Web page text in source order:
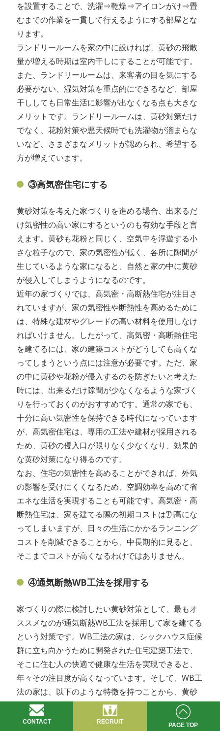
を設置することで、洗濯⇒乾燥⇒アイロンがけ⇒畳
むまでの作業を一貫して行えるようにする部屋とな
ります。
ランドリールームを家の中に設ければ、黄砂の飛散
量が増える時期は室内干しにすることが可能です。
また、ランドリールームは、来客者の目を気にする
必要がない、湿気対策を重点的にできるなど、部屋
干ししても日常生活に影響が出なくなる点も大きな
メリットです。ランドリールームは、黄砂対策だけ
でなく、花粉対策や悪天候時でも洗濯物が溜まらな
いなど、さまざまなメリットが認められ、希望する
方が増えています。
③高気密住宅にする
黄砂対策を考えた家づくりを進める場合、出来るだ
け気密性の高い家にするというのも有効な手段と言
えます。黄砂も花粉と同じく、空気中を浮遊する小
さな粒子なので、家の気密性が低く、各所に隙間が
生じているような家になると、自然と家の中に黄砂
が侵入してしまうようになるのです。
近年の家づくりでは、高気密・高断熱住宅が注目さ
れていますが、家の気密性や断熱性を高めるために
は、特殊な建材やグレードの高い材料を使用しなけ
ればいけません。したがって、高気密・高断熱住宅
を建てるには、家の建築コストがどうしても高くな
ってしまうという点には注意が必要です。ただ、家
の中に黄砂や花粉が侵入するのを防ぎたいと考えた
時には、出来るだけ隙間が少なくなるような家づく
りを行っておくのがおすすめです。通常の家でも、
十分に高い気密性を保持できる時代になっています
が、高気密住宅は、専用の工法や建材が採用される
ため、黄砂の侵入口が限りなく少なくなり、効果的
な黄砂対策になり得るのです。
なお、住宅の気密性を高めることができれば、外気
の影響を受けにくくなるため、空調効率を高めて省
エネな生活を実現することも可能です。高気密・高
断熱住宅は、家を建てる際の初期コストは割高にな
ってしまいますが、日々の生活にかかるランニング
コストを削減できることから、中長期的に見ると、
そこまでコストが高くなるわけではありません。
④通気断熱WB工法を採用する
家づくりの際に検討したい黄砂対策として、最もオ
ススメなのが通気断熱WB工法を採用して家を建てる
という対策です。WB工法の家は、シックハウス症候
群に立ち向かうために開発された住宅建築工法で、
そこに住む人の快適で健康な生活を実現できると、
年々その注目度が高くなっています。そして、WB工
法の家は、以下のような特徴を持つことから、黄砂
対策を考えた家づくりとしても、非常に有効な手法
と言えるのです。
CONTACT RECRUIT PAGE TOP